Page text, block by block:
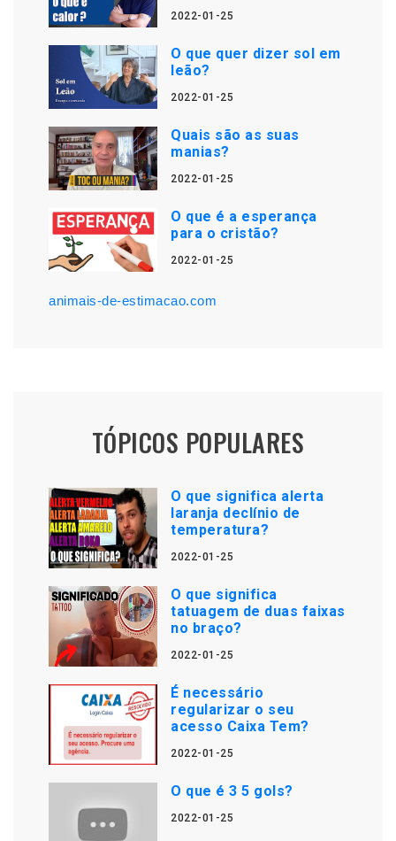
2022-01-25
O que quer dizer sol em
leão?
2022-01-25
Quais são as suas
manias?
2022-01-25
O que é a esperança
para o cristão?
2022-01-25
animais-de-estimacao.com
TÓPICOS POPULARES
O que significa alerta
laranja declínio de
temperatura?
2022-01-25
O que significa
tatuagem de duas faixas
no braço?
2022-01-25
É necessário
regularizar o seu
acesso Caixa Tem?
2022-01-25
O que é 3 5 gols?
2022-01-25